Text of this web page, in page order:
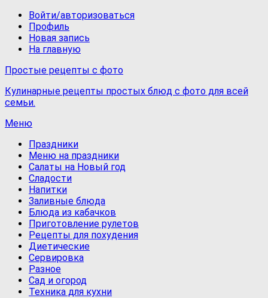
Войти/авторизоваться
Профиль
Новая запись
На главную
Простые рецепты с фото
Кулинарные рецепты простых блюд с фото для всей
семьи.
Меню
Праздники
Меню на праздники
Салаты на Новый год
Сладости
Напитки
Заливные блюда
Блюда из кабачков
Приготовление рулетов
Рецепты для похудения
Диетические
Сервировка
Разное
Сад и огород
Техника для кухни